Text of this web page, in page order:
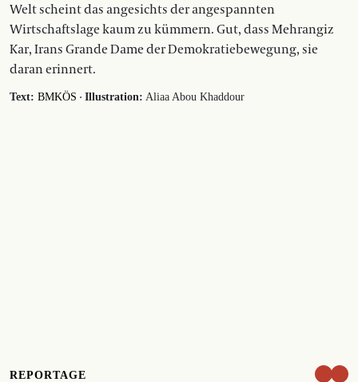
Welt scheint das angesichts der angespannten
Wirtschaftslage kaum zu kümmern. Gut, dass Mehrangiz
Kar, Irans Grande Dame der Demokratiebewegung, sie
daran erinnert.
Text: BMKÖS · Illustration: Aliaa Abou Khaddour
REPORTAGE